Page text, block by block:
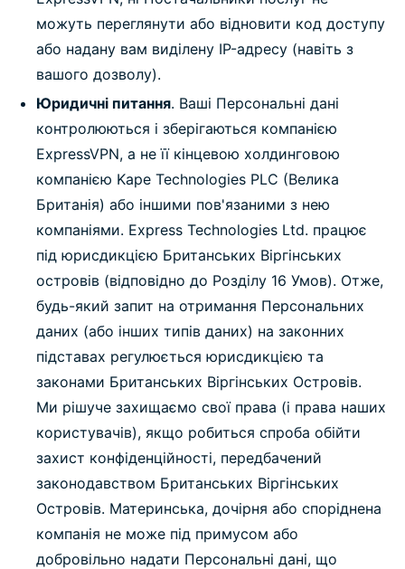
можуть переглянути або відновити код доступу
або надану вам виділену IP-адресу (навіть з
вашого дозволу).
Юридичні питання. Ваші Персональні дані
контролюються і зберігаються компанією
ExpressVPN, а не її кінцевою холдинговою
компанією Kape Technologies PLC (Велика
Британія) або іншими пов'язаними з нею
компаніями. Express Technologies Ltd. працює
під юрисдикцією Британських Віргінських
островів (відповідно до Розділу 16 Умов). Отже,
будь-який запит на отримання Персональних
даних (або інших типів даних) на законних
підставах регулюється юрисдикцією та
законами Британських Віргінських Островів.
Ми рішуче захищаємо свої права (і права наших
користувачів), якщо робиться спроба обійти
захист конфіденційності, передбачений
законодавством Британських Віргінських
Островів. Материнська, дочірня або споріднена
компанія не може під примусом або
добровільно надати Персональні дані, що